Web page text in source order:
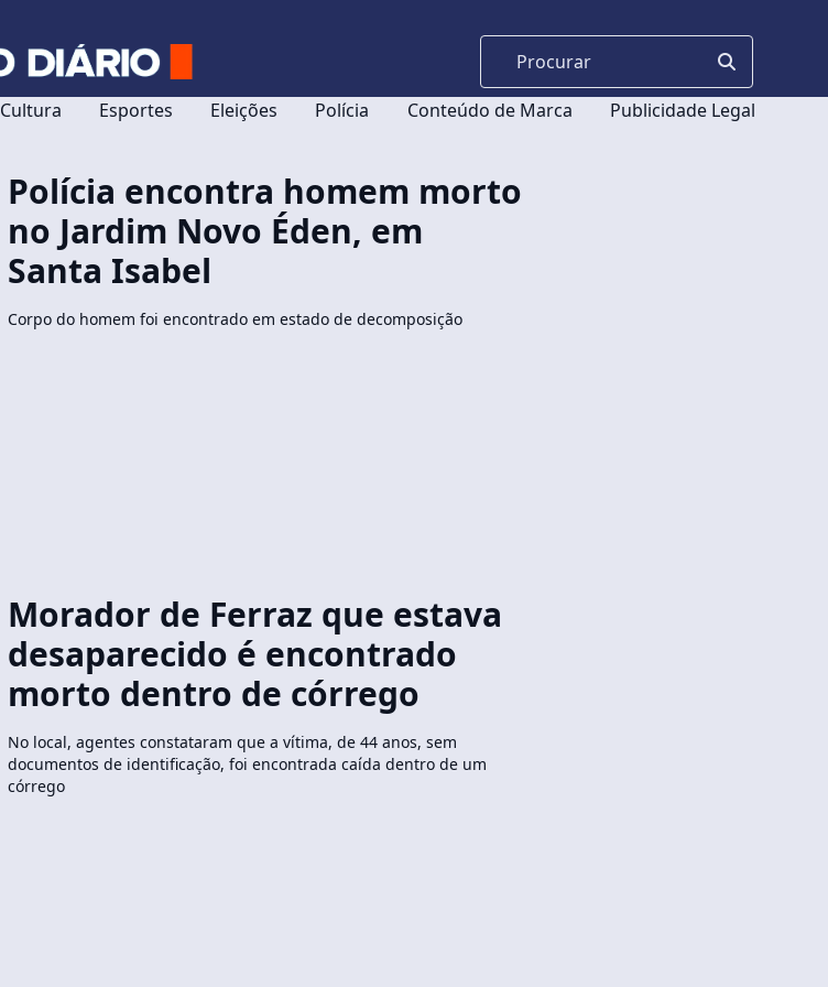
Cultura Esportes Eleições Polícia Conteúdo de Marca Publicidade Legal
Polícia encontra homem morto
no Jardim Novo Éden, em
Santa Isabel
Corpo do homem foi encontrado em estado de decomposição
Morador de Ferraz que estava
desaparecido é encontrado
morto dentro de córrego
No local, agentes constataram que a vítima, de 44 anos, sem
documentos de identificação, foi encontrada caída dentro de um
córrego